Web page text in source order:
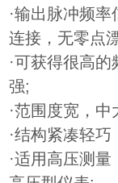
·输出脉冲频
连接，无零点
·可获得很高
强;
·范围度宽，
·结构紧凑轻
·适用高压测